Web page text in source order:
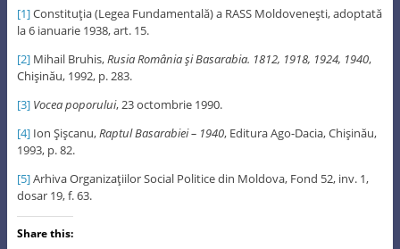
[1]Constituţia (Legea Fundamentală) a RASS Moldoveneşti, adoptată
la 6 ianuarie 1938, art. 15.
[2]Mihail Bruhis,Rusia România şi Basarabia. 1812, 1918, 1924, 1940,
Chişinău, 1992, p. 283.
[3] Vocea poporului, 23 octombrie 1990.
[4]Ion Şişcanu,Raptul Basarabiei – 1940, Editura Ago-Dacia, Chişinău,
1993, p. 82.
[5]Arhiva Organizaţiilor Social Politice din Moldova, Fond 52, inv. 1,
dosar 19, f. 63.
Share this: